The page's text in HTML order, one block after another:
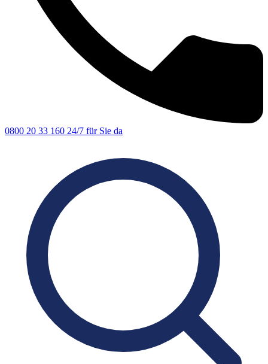
0800 20 33 160 24/7 für Sie da